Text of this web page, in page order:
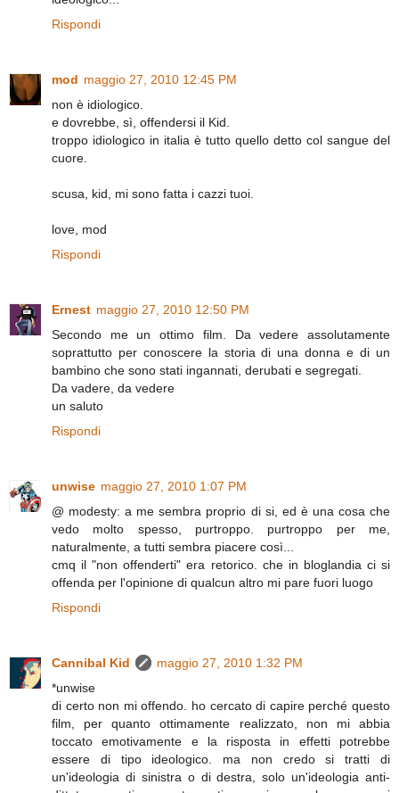
Rispondi
mod maggio 27, 2010 12:45 PM
non è idiologico.
e dovrebbe, sì, offendersi il Kid.
troppo idiologico in italia è tutto quello detto col sangue del
cuore.
scusa, kid, mi sono fatta i cazzi tuoi.
love, mod
Rispondi
Ernest maggio 27, 2010 12:50 PM
Secondo me un ottimo film. Da vedere assolutamente
soprattutto per conoscere la storia di una donna e di un
bambino che sono stati ingannati, derubati e segregati.
Da vadere, da vedere
un saluto
Rispondi
unwise maggio 27, 2010 1:07 PM
@ modesty: a me sembra proprio di si, ed è una cosa che
vedo molto spesso, purtroppo. purtroppo per me,
naturalmente, a tutti sembra piacere così...
cmq il "non offenderti" era retorico. che in bloglandia ci si
offenda per l'opinione di qualcun altro mi pare fuori luogo
Rispondi
Cannibal Kid
maggio 27, 2010 1:32 PM
*unwise
di certo non mi offendo. ho cercato di capire perché questo
film, per quanto ottimamente realizzato, non mi abbia
toccato emotivamente e la risposta in effetti potrebbe
essere di tipo ideologico. ma non credo si tratti di
un'ideologia di sinistra o di destra, solo un'ideologia anti-